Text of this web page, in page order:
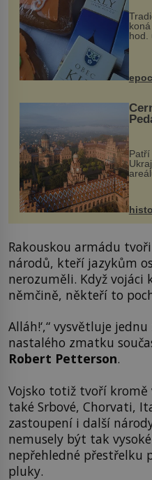
hod.
Kly
na
Rakouskou armádu
národů, kteří jazykům
nerozuměli. Když vojáci
němčině, někteří to
Alláh!‘,“ vysvětluje
nastalého zmatku
Robert Petterson.
Vojsko totiž tvoří kromě
také Srbové, Chorvati,
zastoupení i další
nemusely být tak
nepřehledné přestřelku
pluky.